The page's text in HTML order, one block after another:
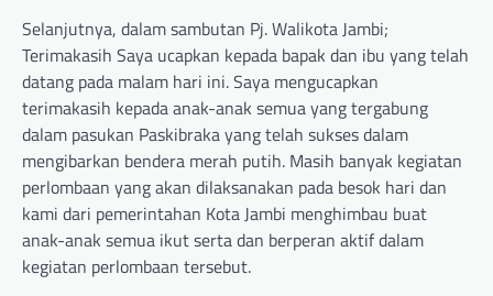
Selanjutnya, dalam sambutan Pj. Walikota Jambi;
Terimakasih Saya ucapkan kepada bapak dan ibu yang telah
datang pada malam hari ini. Saya mengucapkan
terimakasih kepada anak-anak semua yang tergabung
dalam pasukan Paskibraka yang telah sukses dalam
mengibarkan bendera merah putih. Masih banyak kegiatan
perlombaan yang akan dilaksanakan pada besok hari dan
kami dari pemerintahan Kota Jambi menghimbau buat
anak-anak semua ikut serta dan berperan aktif dalam
kegiatan perlombaan tersebut.